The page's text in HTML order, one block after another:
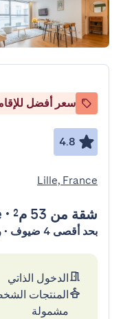
سعر أفضل للإقامات
4.8
Lille, France
شقة من 53 م² •
بحد أقصى 4 ضيوف • رقم الطابق 2 • لا مصعد
الدخول الذاتي
المنتجات
مشمولة